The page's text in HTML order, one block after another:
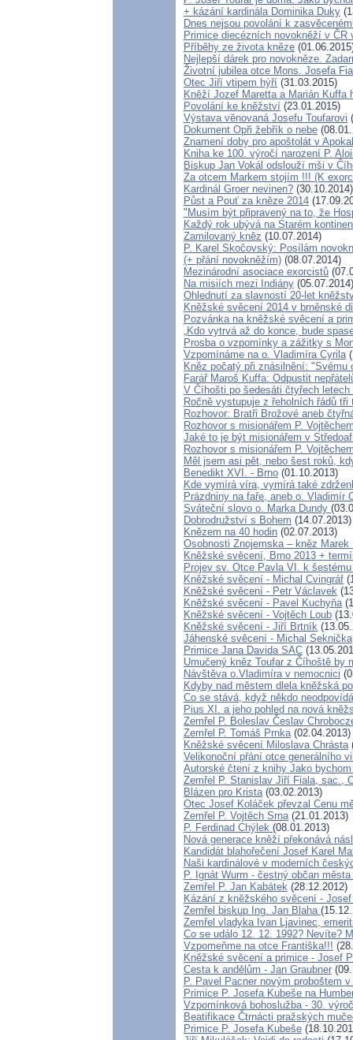
+ kázání kardinála Dominika Duky
Dnes nejsou povolání k
Primice diecézních novokněží v ČR
Příběhy ze života kněze
Nejlepší dárek pro novokněze.
Životní jubilea otce Mons. Josefa
Otec Jiří vtipem hýří (31.03.2015)
Kněží Jozef Maretta a Marián Kuffa
Povolání ke kněžství (23.01.2015)
Výstava věnovaná Josefu Toufarovi
Dokument Opři žebřík o nebe
Znamení doby pro apoštolát v
Kniha ke 100. výročí narození P.
Biskup Jan Vokál odslouží mši v
Za otcem Markem stojím !!! (K
Kardinál Groer nevinen? (30.10.2014)
Půst a Pouť za kněze 2014
"Musím být připravený na to, že
Každý rok ubývá na Starém
Zamilovaný kněz (10.07.2014)
P. Karel Skočovský: Posílám
(+ přání novokněžím) (08.07.2014)
Mezinárodní asociace exorcistů
Na misiích mezi Indiány (05.07.2014)
Ohlednutí za slavností 20-let
Kněžské svěcení 2014 v brněnské
Pozvánka na kněžské svěcení a
„Kdo vytrvá až do konce, bude
Prosba o vzpomínky a zážitky s
Vzpomínáme na o. Vladimíra Cyrila
Kněz počatý při znásilnění:
Farář Maroš Kuffa: Odpustit
V Číhošti po šedesáti čtyřech
Ročně vystupuje z řeholních řádů tři
Rozhovor: Bratři Brožové aneb
Rozhovor s misionářem P.
Jaké to je být misionářem v
Rozhovor s misionářem P.
Měl jsem asi pět, nebo šest roků,
Benedikt XVI. - Brno (01.10.2013)
Kde vymírá víra, vymírá také
Prázdniny na faře, aneb o. Vladimír
Sváteční slovo o. Marka Dundy
Dobrodružství s Bohem (14.07.2013)
Knězem na 40 hodin (02.07.2013)
Osobnosti Znojemska – kněz
Kněžské svěcení, Brno 2013 +
Projev sv. Otce Pavla VI. k
Kněžské svěcení - Michal Cvingráf
Kněžské svěcení - Petr Václavek
Kněžské svěcení - Pavel Kuchyňa
Kněžské svěcení - Vojtěch Loub
Kněžské svěcení - Jiří Brtník
Jáhenské svěcení - Michal Seknička
Primice Jana Davida SAC
Umučený kněz Toufar z Číhoště by
Návštěva o.Vladimíra v nemocnici
Kdyby nad městem dlela kněžská
Co se stává, když někdo
Pius XI. a jeho pohled na nová
Zemřel P. Boleslav Česlav
Zemřel P. Tomáš Prnka(02.04.2013)
Kněžské svěcení Miloslava Chrásta
Velikonoční přání otce generálního
Autorské čtení z knihy Jako
Zemřel P. Stanislav Jiří Fiala, sac.,
Blázen pro Krista(03.02.2013)
Otec Josef Koláček převzal Cenu
Zemřel P. Vojtěch Srna(21.01.2013)
P. Ferdinad Chýlek (08.01.2013)
Nová generace kněží překonává
Kandidát blahořečení Josef Karel
Naši kardinálové v moderních
P. Ignát Wurm - čestný občan
Zemřel P. Jan Kabátek (28.12.2012)
Kázání z kněžského svěcení -
Zemřel biskup Ing. Jan Blaha
Zemřel vladyka Ivan Ljavinec,
Co se událo 12. 12. 1992? Nevíte?
Vzpomeňme na otce Františka!!!
Kněžské svěcení a primice - Josef
Cesta k andělům - Jan Graubner
P. Pavel Pacner novým proboštem
Primice P. Josefa Kubeše na
Vzpomínková bohoslužba - 30.
Beatifikace Čtrnácti pražských
Primice P. Josefa Kubeše